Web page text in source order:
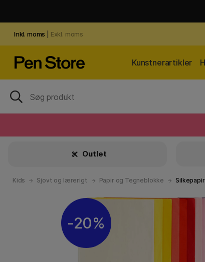
Inkl. moms Exkl. moms
Kunstnerartikler
Outlet
Kids Sjovt og lærerigt Papir og Tegneblokke Silkepapir
20%